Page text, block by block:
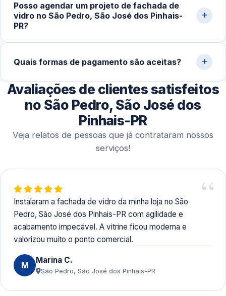
poucas horas. Projetos maiores ou correções estruturais
podem demandar de 1 a alguns dias de trabalho técnico.
Posso agendar um projeto de fachada de
vidro no São Pedro, São José dos Pinhais-
PR?
agendamentos para obras planejadas, reformas
melhor organização do cronograma.
Quais formas de pagamento são aceitas?
Aceitamos Pix, dinheiro, cartões de crédito e débito e
transferências bancárias, garantindo flexibilidade para
diferentes perfis de cliente.
Avaliações de clientes satisfeitos
no São Pedro, São José dos
Pinhais-PR
Veja relatos de pessoas que já contrataram nossos
serviços!
Instalaram a fachada de vidro da minha loja no São
Pedro, São José dos Pinhais-PR com agilidade e
acabamento impecável. A vitrine ficou moderna e
valorizou muito o ponto comercial.
M Marina C.
São Pedro, São José dos Pinhais-PR